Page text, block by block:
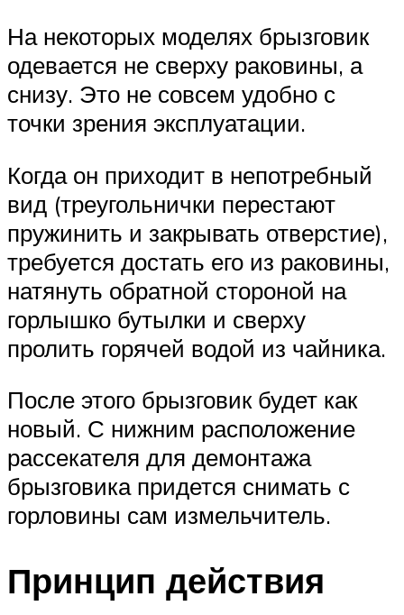
На некоторых моделях брызговик
одевается не сверху раковины, а
снизу. Это не совсем удобно с
точки зрения эксплуатации.
Когда он приходит в непотребный
вид (треугольнички перестают
пружинить и закрывать отверстие),
требуется достать его из раковины,
натянуть обратной стороной на
горлышко бутылки и сверху
пролить горячей водой из чайника.
После этого брызговик будет как
новый. С нижним расположение
рассекателя для демонтажа
брызговика придется снимать с
горловины сам измельчитель.
Принцип действия